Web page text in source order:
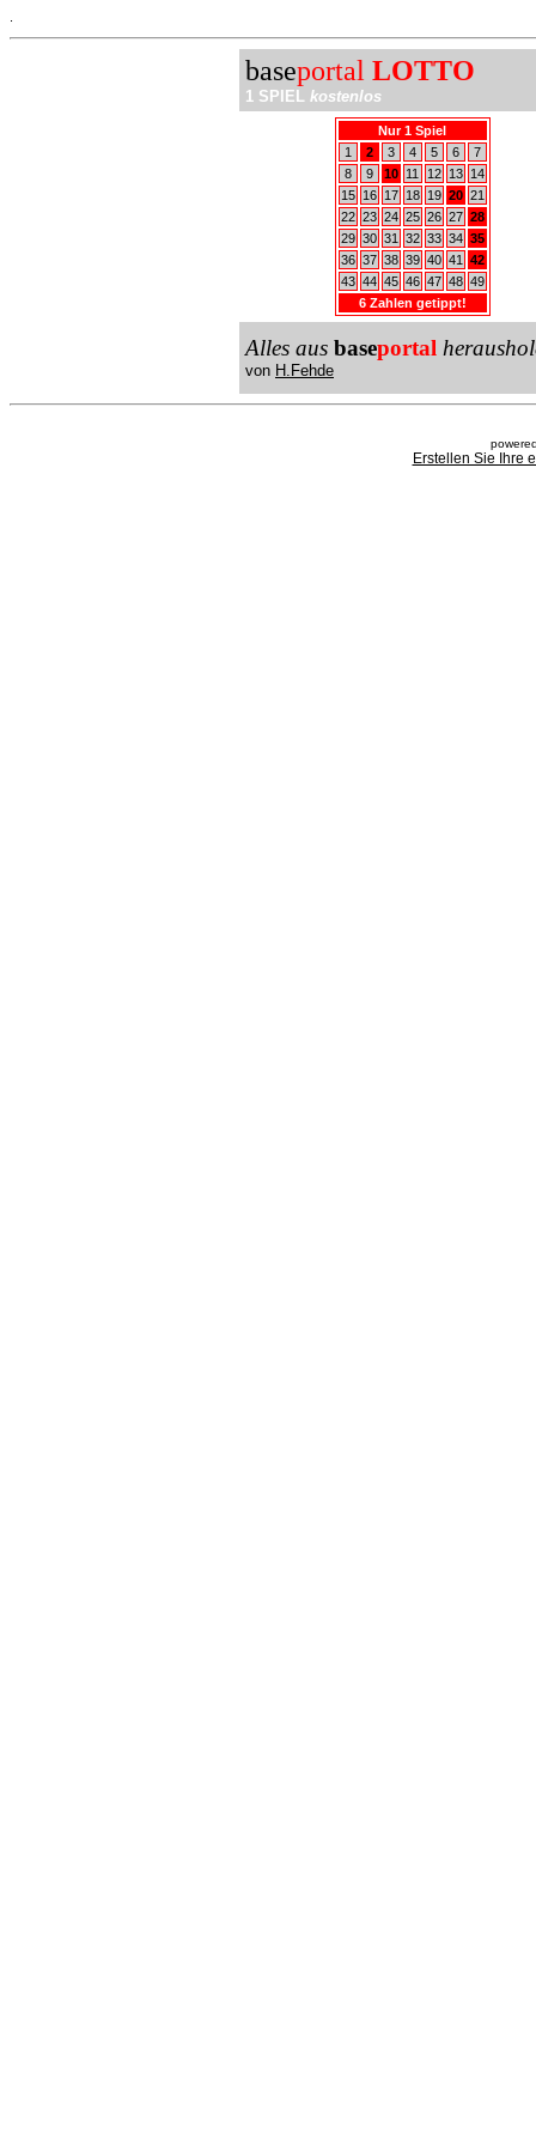
baseportal LOTTO
1 SPIEL kostenlos
Nur 1 Spiel
1
2 3 4 5 6
7
8
9 10 11 12 13
14
15
16 17 18 19 20 21
22 23 24 25 26 27 28
29 30 31 32 33 34 35
36 37 38 39 40 41
42
43 44 45 46 47 48 49
6 Zahlen getippt!
Alles aus baseportal
von H.Fehde
Erstellen Sie Ihre